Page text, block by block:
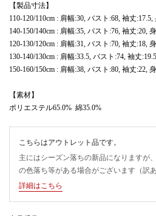
【製品寸法】
110-120/110cm : 肩幅:30, バスト:68, 袖丈:17.5,
140-150/140cm : 肩幅:35, バスト:76, 袖丈:20,
120-130/120cm : 肩幅:31, バスト:70, 袖丈:18,
130-140/130cm : 肩幅:33.5, バスト:74, 袖丈
150-160/150cm : 肩幅:38, バスト:80, 袖丈:22,
【素材】
ポリエステル65.0% 綿35.0%
こちらはアウトレット品です。
主にはシーズン落ちの新品になりますが
の色落ち等がある場合がございます（訳
詳細はこちら